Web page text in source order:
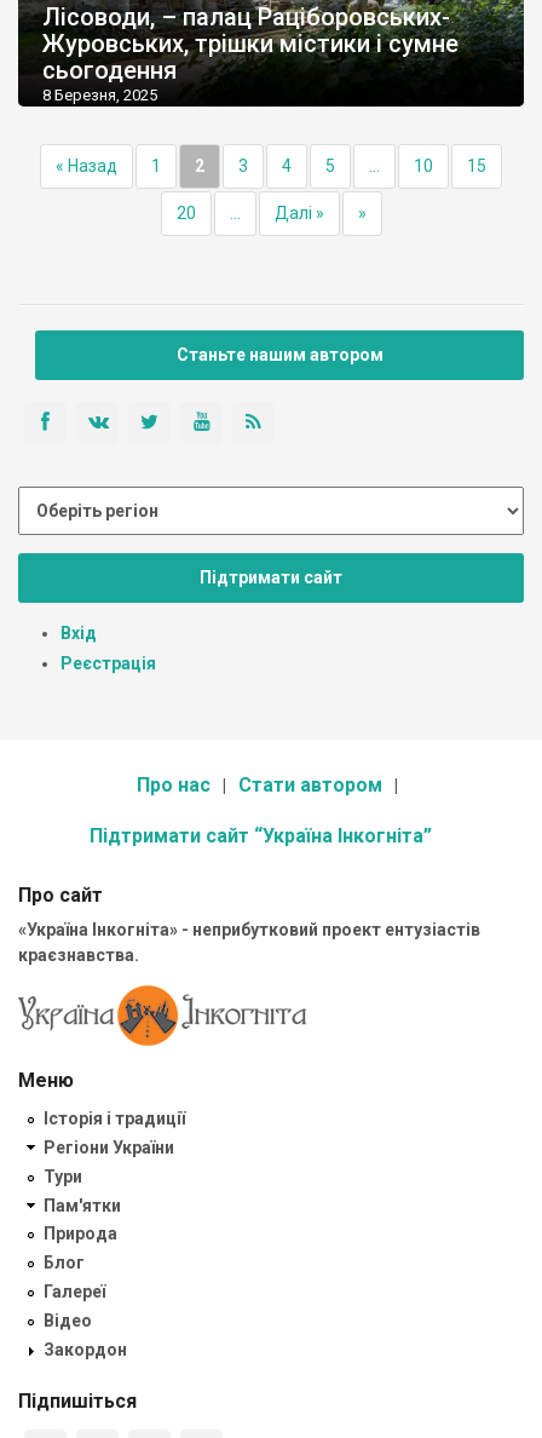
Лісоводи, – палац Раціборовських-
Журовських, трішки містики і сумне
сьогодення
8 Березня, 2025
« Назад 1 2 3 4 5 10 15
20 Далі » »
Станьте нашим автором
Підтримати сайт
Вхід
Реєстрація
Про нас Стати автором
Підтримати сайт “Україна Інкогніта”
Про сайт
«Україна Інкогніта» - неприбутковий проект ентузіастів
краєзнавства.
Меню
Історія і традиції
Регіони України
Тури
Пам'ятки
Природа
Блог
Галереї
Відео
Закордон
Підпишіться